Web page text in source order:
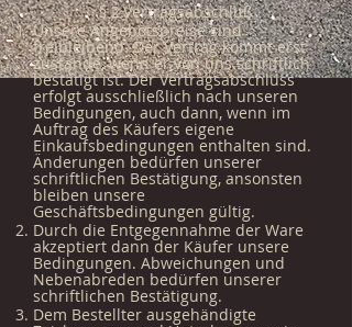
§ 2.Vertragsabschluß
Unsere Angebotspreise sind
freibleibend. Der Vertrag kommt erst
zustande, wenn er von uns schriftlich
bestätigt ist. Der Vertragsabschluss
erfolgt ausschließlich nach unseren
Bedingungen, auch dann, wenn im
Auftrag des Käufers eigene
Einkaufsbedingungen enthalten sind.
Änderungen bedürfen unserer
schriftlichen Bestätigung, ansonsten
bleiben unsere
Geschäftsbedingungen gültig.
Durch die Entgegennahme der Ware
akzeptiert dann der Käufer unsere
Bedingungen. Abweichungen und
Nebenabreden bedürfen unserer
schriftlichen Bestätigung.
Dem Bestellter ausgehändigte